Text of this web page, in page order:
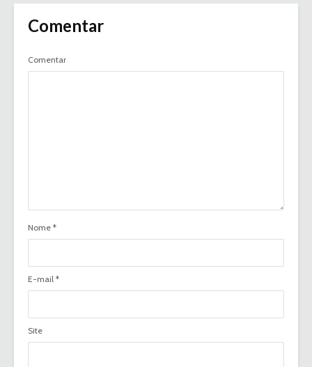
Comentar
Comentar
Nome *
E-mail *
Site